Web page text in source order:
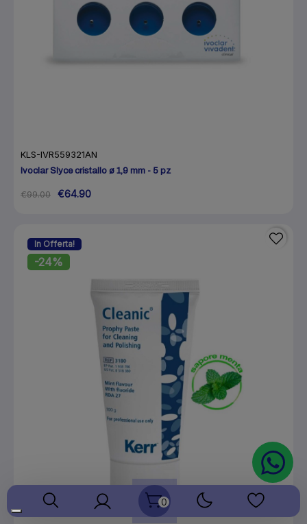
KLS-IVR559321AN
Ivoclar Slyce cristallo ø 1,9 mm - 5 pz
€99.00 €64.90
In Offerta!
-24%
0